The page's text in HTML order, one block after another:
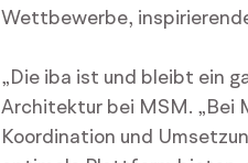
Wettbewerbe,
„Die iba ist und bleibt ein
Architektur bei MSM. „Bei
Koordination und